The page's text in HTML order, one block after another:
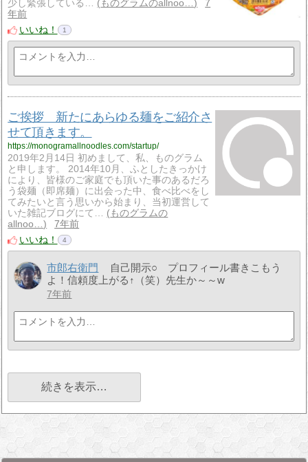
少し緊張している…
ものグラムのallnoo…
7
年前
いいね！
1
ご挨拶 新たにあらゆる麺をご紹介さ
せて頂きます。
https://monogramallnoodles.com/startup/
2019年2月14日 初めまして、私、ものグラム
と申します。 2014年10月、ふとしたきっかけ
により、皆様のご家庭でも頂いた事のあるだろ
う袋麺（即席麺）に出会った中、食べ比べをし
てみたいと言う思いから始まり、当初運営して
いた雑記ブログにて…
ものグラムの
allnoo…
7年前
いいね！
4
市郎右衛門
自己開示○ プロフィール書きこもう
よ！信頼度上がる↑（笑）先生か～～w
7年前
続きを表示…